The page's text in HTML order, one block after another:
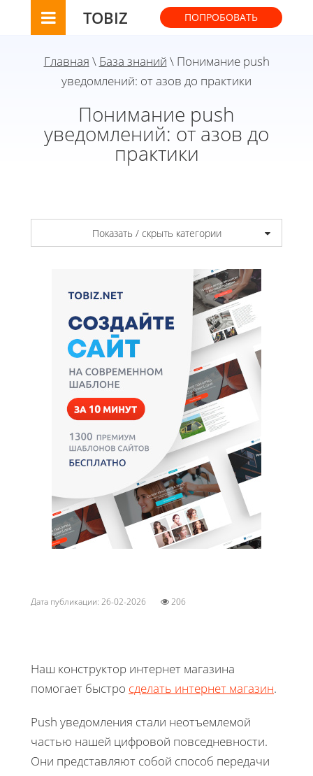
TOBIZ ПОПРОБОВАТЬ
Главная \ База знаний \ Понимание push
уведомлений: от азов до практики
Понимание push
уведомлений: от азов до
практики
Показать / скрыть категории
Дата публикации: 26-02-2026 206
Наш конструктор интернет магазина
помогает быстро сделать интернет магазин.
Push уведомления стали неотъемлемой
частью нашей цифровой повседневности.
Они представляют собой способ передачи